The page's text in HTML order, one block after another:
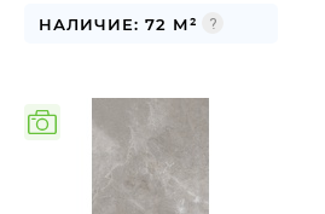
НАЛИЧИЕ: 72 М²